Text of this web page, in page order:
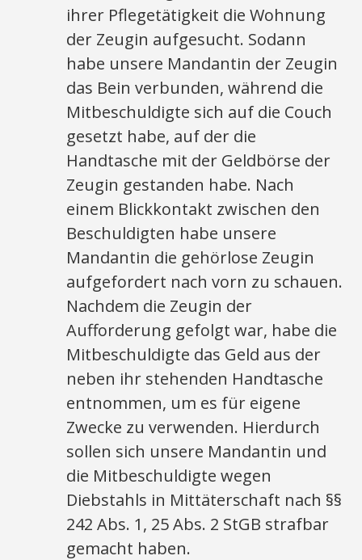
ihrer Pflegetätigkeit die Wohnung
der Zeugin aufgesucht. Sodann
habe unsere Mandantin der Zeugin
das Bein verbunden, während die
Mitbeschuldigte sich auf die Couch
gesetzt habe, auf der die
Handtasche mit der Geldbörse der
Zeugin gestanden habe. Nach
einem Blickkontakt zwischen den
Beschuldigten habe unsere
Mandantin die gehörlose Zeugin
aufgefordert nach vorn zu schauen.
Nachdem die Zeugin der
Aufforderung gefolgt war, habe die
Mitbeschuldigte das Geld aus der
neben ihr stehenden Handtasche
entnommen, um es für eigene
Zwecke zu verwenden. Hierdurch
sollen sich unsere Mandantin und
die Mitbeschuldigte wegen
Diebstahls in Mittäterschaft nach §§
242 Abs. 1, 25 Abs. 2 StGB strafbar
gemacht haben.